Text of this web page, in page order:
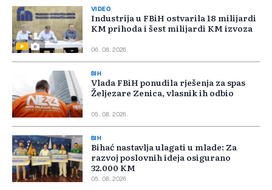
VIDEO
Industrija u FBiH ostvarila 18 milijardi
KM prihoda i šest milijardi KM izvoza
06. 08. 2026.
BIH
Vlada FBiH ponudila rješenja za spas
Željezare Zenica, vlasnik ih odbio
05. 08. 2026.
BIH
Bihać nastavlja ulagati u mlade: Za
razvoj poslovnih ideja osigurano
32.000 KM
05. 08. 2026.